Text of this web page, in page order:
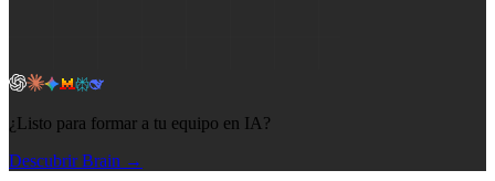
¿Listo para formar a tu equipo en IA?
Descubrir Brain →